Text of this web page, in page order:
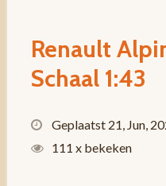
Renault
Schaal 1:43
Geplaatst 21, Jun,
111 x bekeken